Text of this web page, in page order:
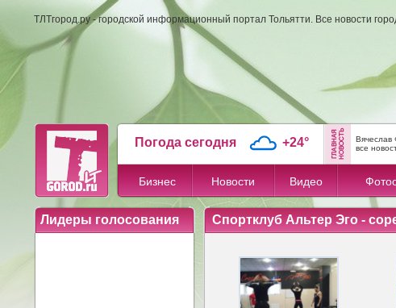
ТЛТгород.ру - городской информационный портал Тольятти. Все новости
Погода сегодня +24°
Вячеслав
все
Бизнес Новости Видео
Лидеры голосования Спортклуб Альтер Эго -